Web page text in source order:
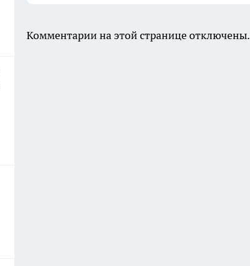
Комментарии на этой странице отключены.